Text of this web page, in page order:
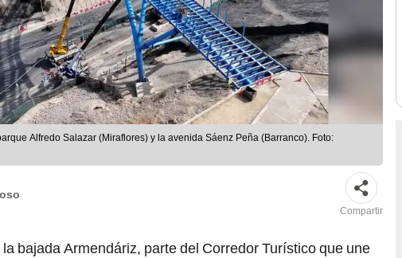
Alfredo Salazar (Miraflores) y la avenida Sáenz Peña (Barranco). Foto:
Compartir
bajada Armendáriz, parte del Corredor Turístico que une